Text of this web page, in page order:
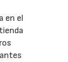
en el